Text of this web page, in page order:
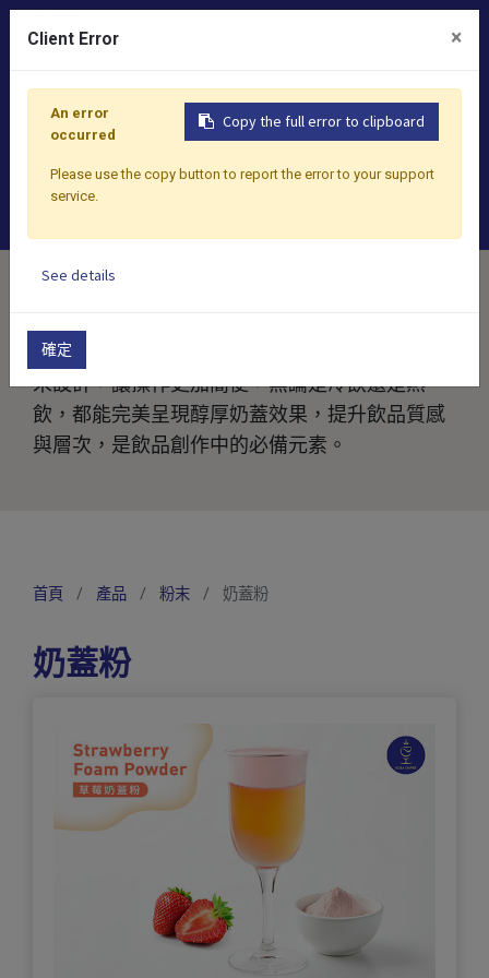
多功能的奶蓋粉，創造豐
富層次
料等，為飲品打造絲滑的頂層風味。其細緻的粉
末設計，讓操作更加簡便，無論是冷飲還是熱
飲，都能完美呈現醇厚奶蓋效果，提升飲品質感
與層次，是飲品創作中的必備元素。
首頁 產品 粉末 奶蓋粉
奶蓋粉
Client Error ×
Copy the full error to clipboard
An error
occurred
Please use the copy button to report the error to your support
service.
See details
確定